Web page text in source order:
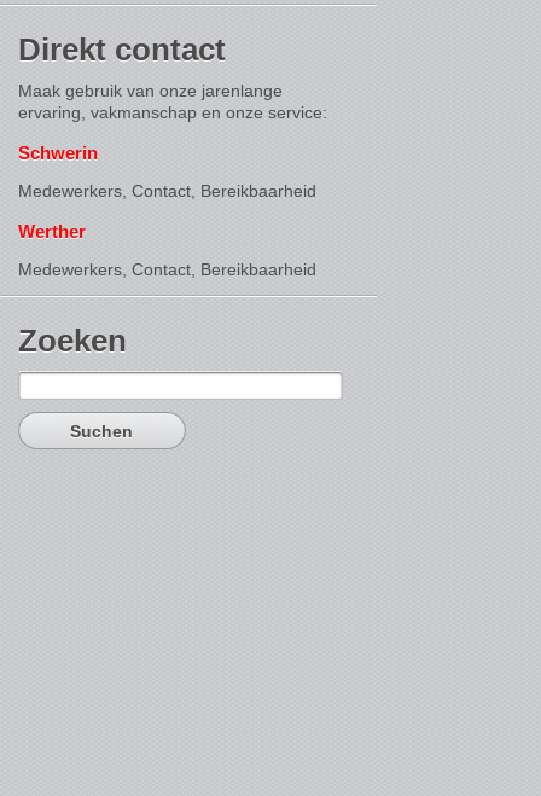
Direkt contact
Maak gebruik van onze jarenlange
ervaring, vakmanschap en onze service:
Schwerin
Medewerkers, Contact, Bereikbaarheid
Werther
Medewerkers, Contact, Bereikbaarheid
Zoeken
Suchen
nach: